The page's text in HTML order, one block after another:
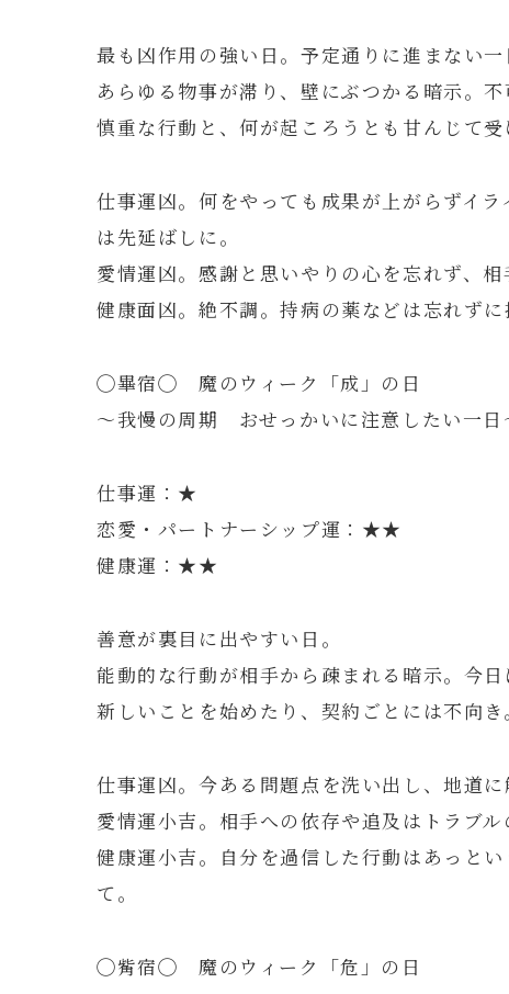
最も凶作用の強い日。予定通りに進まない一
あらゆる物事が滞り、壁にぶつかる暗示。
慎重な行動と、何が起ころうとも甘んじて受
仕事運凶。何をやっても成果が上がらずイ
は先延ばしに。
愛情運凶。感謝と思いやりの心を忘れず、相
健康面凶。絶不調。持病の薬などは忘れずに
◯畢宿◯ 魔のウィーク「成」の日
～我慢の周期 おせっかいに注意したい一日
仕事運：★
恋愛・パートナーシップ運：★★
健康運：★★
善意が裏目に出やすい日。
能動的な行動が相手から疎まれる暗示。今
新しいことを始めたり、契約ごとには不向き
仕事運凶。今ある問題点を洗い出し、地道
愛情運小吉。相手への依存や追及はトラブ
健康運小吉。自分を過信した行動はあっと
て。
◯觜宿◯ 魔のウィーク「危」の日